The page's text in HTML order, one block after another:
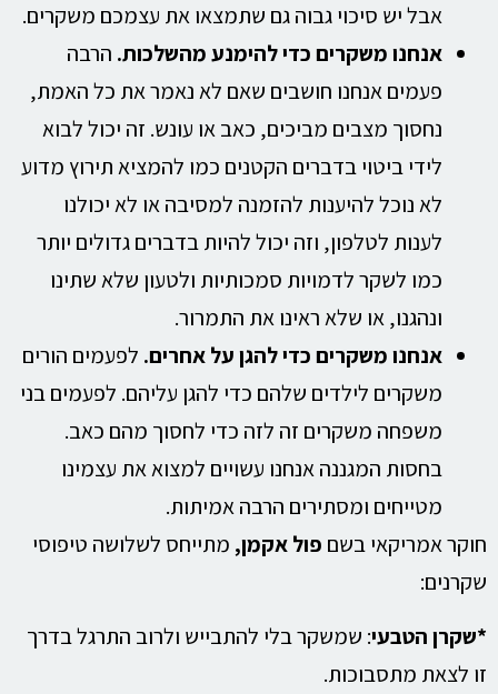
אבל יש סיכוי גבוה גם שתמצאו את עצמכם משקרים.
אנחנו משקרים כדי להימנע מהשלכות. הרבה
פעמים אנחנו חושבים שאם לא נאמר את כל האמת,
נחסוך מצבים מביכים, כאב או עונש. זה יכול לבוא
לידי ביטוי בדברים הקטנים כמו להמציא תירוץ מדוע
לא נוכל להיענות להזמנה למסיבה או לא יכולנו
לענות לטלפון, וזה יכול להיות בדברים גדולים יותר
כמו לשקר לדמויות סמכותיות ולטעון שלא שתינו
ונהגנו, או שלא ראינו את התמרור.
אנחנו משקרים כדי להגן על אחרים. לפעמים הורים
משקרים לילדים שלהם כדי להגן עליהם. לפעמים בני
משפחה משקרים זה לזה כדי לחסוך מהם כאב.
בחסות המגננה אנחנו עשויים למצוא את עצמינו
מטייחים ומסתירים הרבה אמיתות.
חוקר אמריקאי בשם פול אקמן, מתייחס לשלושה טיפוסי
שקרנים:
*שקרן הטבעי: שמשקר בלי להתבייש ולרוב התרגל בדרך
זו לצאת מתסבוכות.